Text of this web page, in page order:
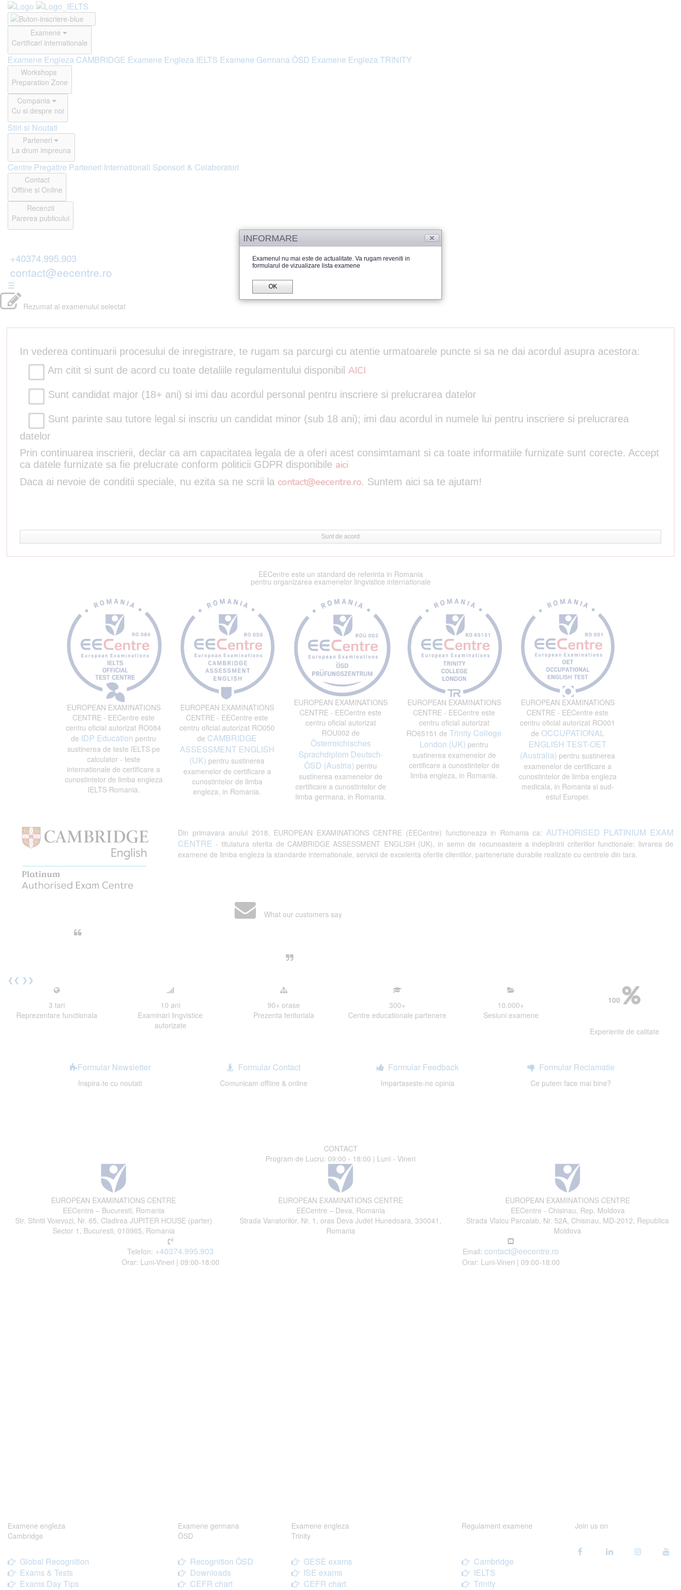
Examene
Certificari internationale
Examene Engleza CAMBRIDGE Examene Engleza IELTS Examene Germana ÖSD Examene Engleza TRINITY
Workshops
Preparation Zone
Compania
Cu si despre noi
Stiri si Noutati
Parteneri
La drum impreuna
Centre Pregatire Parteneri Internationali Sponsori & Colaboratori
Contact
Offline si Online
Recenzii
Parerea publicului
+40374.995.903
contact@eecentre.ro
☰
Rezumat al examenului selectat
In vederea continuarii procesului de inregistrare, te rugam sa parcurgi cu atentie urmatoarele puncte si sa ne dai acordul asupra acestora:
Am citit si sunt de acord cu toate detaliile regulamentului disponibil AICI
Sunt candidat major (18+ ani) si imi dau acordul personal pentru inscriere si prelucrarea datelor
Sunt parinte sau tutore legal si inscriu un candidat minor (sub 18 ani); imi dau acordul in numele lui pentru inscriere si prelucrarea
datelor
Prin continuarea inscrierii, declar ca am capacitatea legala de a oferi acest consimtamant si ca toate informatiile furnizate sunt corecte. Accept
ca datele furnizate sa fie prelucrate conform politicii GDPR disponibile aici
Daca ai nevoie de conditii speciale, nu ezita sa ne scrii la contact@eecentre.ro. Suntem aici sa te ajutam!
Sunt de acord
EECentre este un standard de referinta in Romania
pentru organizarea examenelor lingvistice internationale
EUROPEAN EXAMINATIONS
CENTRE - EECentre este
centru oficial autorizat RO084
de IDP Education pentru
sustinerea de teste IELTS pe
calculator - teste
internationale de certificare a
cunostintelor de limba engleza
IELTS Romania.
EUROPEAN EXAMINATIONS
CENTRE - EECentre este
centru oficial autorizat RO050
de CAMBRIDGE
ASSESSMENT ENGLISH
(UK) pentru sustinerea
examenelor de certificare a
cunostintelor de limba
engleza, in Romania.
EUROPEAN EXAMINATIONS
CENTRE - EECentre este
centru oficial autorizat
ROU002 de
Österreichisches
Sprachdiplom Deutsch-
ÖSD (Austria) pentru
sustinerea examenelor de
certificare a cunostintelor de
limba germana, in Romania.
EUROPEAN EXAMINATIONS
CENTRE - EECentre este
centru oficial autorizat
RO65151 de Trinity College
London (UK) pentru
sustinerea examenelor de
certificare a cunostintelor de
limba engleza, in Romania.
EUROPEAN EXAMINATIONS
CENTRE - EECentre este
centru oficial autorizat RO001
de OCCUPATIONAL
ENGLISH TEST-OET
(Australia) pentru sustinerea
examenelor de certificare a
cunostintelor de limba engleza
medicala, in Romania si sud-
estul Europei.
Din primavara anului 2018, EUROPEAN EXAMINATIONS CENTRE (EECentre) functioneaza in Romania ca: AUTHORISED PLATINIUM EXAM
CENTRE - titulatura oferita de CAMBRIDGE ASSESSMENT ENGLISH (UK), in semn de recunoastere a indeplinirii criteriilor functionale: livrarea de
examene de limba engleza la standarde internationale, servicii de excelenta oferite clientilor, parteneriate durabile realizate cu centrele din tara.
What our customers say
cu nerabdare urmatoarea sesiune de examinare.
❮❮ ❯❯
3 tari
Reprezentare functionala
10 ani
Examinari lingvistice
autorizate
90+ orase
Prezenta teritoriala
300+
Centre educationale partenere
10.000+
Sesiuni examene
100
Experiente de calitate
Formular Newsletter
Inspira-te cu noutati
Formular Contact
Comunicam offline & online
Formular Feedback
Impartaseste-ne opinia
Formular Reclamatie
Ce putem face mai bine?
CONTACT
Program de Lucru: 09:00 - 18:00 | Luni - Vineri
EUROPEAN EXAMINATIONS CENTRE
EECentre – Bucuresti, Romania
Str. Sfintii Voievozi, Nr. 65, Cladirea JUPITER HOUSE (parter)
Sector 1, Bucuresti, 010965, Romania
EUROPEAN EXAMINATIONS CENTRE
EECentre – Deva, Romania
Strada Vanatorilor, Nr. 1, oras Deva Judet Hunedoara, 330041,
Romania
EUROPEAN EXAMINATIONS CENTRE
EECentre - Chisinau, Rep. Moldova
Strada Vlaicu Parcalab, Nr. 52A, Chisinau, MD-2012, Republica
Moldova
Telefon: +40374.995.903
Orar: Luni-Vineri | 09:00-18:00
Email: contact@eecentre.ro
Orar: Luni-Vineri | 09:00-18:00
Examene engleza
Cambridge
Global Recognition
Exams & Tests
Exams Day Tips
Examene germana
ÖSD
Recognition ÖSD
Downloads
CEFR chart
Examene engleza
Trinity
GESE exams
ISE exams
CEFR chart
Regulament examene
Cambridge
IELTS
Trinity
Join us on
INFORMARE
Examenul nu mai este de actualitate. Va rugam reveniti in
formularul de vizualizare lista examene
OK